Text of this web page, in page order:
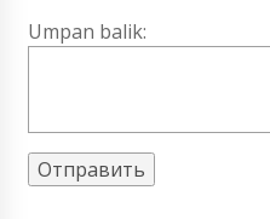
Umpan balik: